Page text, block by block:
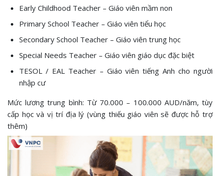
Early Childhood Teacher – Giáo viên mầm non
Primary School Teacher – Giáo viên tiểu học
Secondary School Teacher – Giáo viên trung học
Special Needs Teacher – Giáo viên giáo dục đặc biệt
TESOL / EAL Teacher – Giáo viên tiếng Anh cho người
nhập cư
Mức lương trung bình: Từ 70.000 – 100.000 AUD/năm, tùy
cấp học và vị trí địa lý (vùng thiếu giáo viên sẽ được hỗ trợ
thêm)